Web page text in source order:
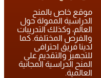
موقع خاص بالمنح
الدراسية الممولة حول
العالم، وكذلك التدريبات
والفرص المختلفة. كما
لدينا فريق احترافى
للتجهيز والتقديم على
المنح الدراسية المجانية
العالمية.